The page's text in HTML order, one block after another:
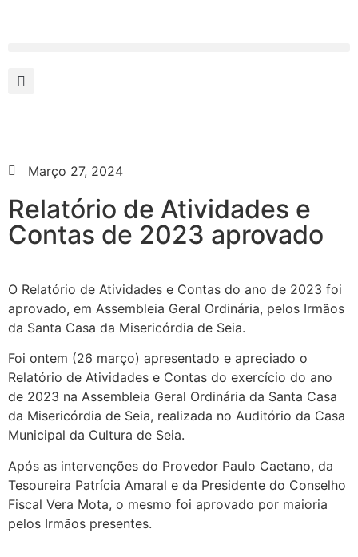
Março 27, 2024
Relatório de Atividades e
Contas de 2023 aprovado
O Relatório de Atividades e Contas do ano de 2023 foi
aprovado, em Assembleia Geral Ordinária, pelos Irmãos
da Santa Casa da Misericórdia de Seia.
Foi ontem (26 março) apresentado e apreciado o
Relatório de Atividades e Contas do exercício do ano
de 2023 na Assembleia Geral Ordinária da Santa Casa
da Misericórdia de Seia, realizada no Auditório da Casa
Municipal da Cultura de Seia.
Após as intervenções do Provedor Paulo Caetano, da
Tesoureira Patrícia Amaral e da Presidente do Conselho
Fiscal Vera Mota, o mesmo foi aprovado por maioria
pelos Irmãos presentes.